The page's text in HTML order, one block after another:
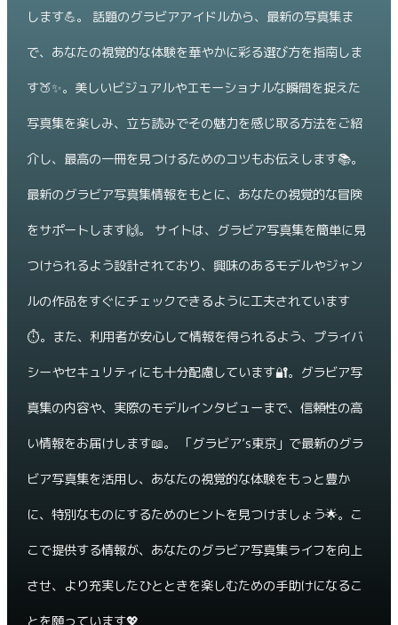
します💪。 話題のグラビアアイドルから、最新の写真集ま
で、あなたの視覚的な体験を華やかに彩る選び方を指南しま
す🍑✨。美しいビジュアルやエモーショナルな瞬間を捉えた
写真集を楽しみ、立ち読みでその魅力を感じ取る方法をご紹
介し、最高の一冊を見つけるためのコツもお伝えします📚。
最新のグラビア写真集情報をもとに、あなたの視覚的な冒険
をサポートします🙌。 サイトは、グラビア写真集を簡単に見
つけられるよう設計されており、興味のあるモデルやジャン
ルの作品をすぐにチェックできるように工夫されています
⏱️。また、利用者が安心して情報を得られるよう、プライバ
シーやセキュリティにも十分配慮しています🔐。グラビア写
真集の内容や、実際のモデルインタビューまで、信頼性の高
い情報をお届けします📖。 「グラビア’s東京」で最新のグラ
ビア写真集を活用し、あなたの視覚的な体験をもっと豊か
に、特別なものにするためのヒントを見つけましょう🌟。こ
こで提供する情報が、あなたのグラビア写真集ライフを向上
させ、より充実したひとときを楽しむための手助けになるこ